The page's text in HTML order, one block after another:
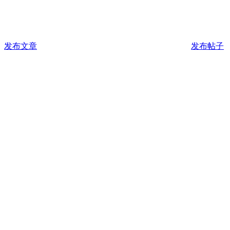
发布文章 发布帖子